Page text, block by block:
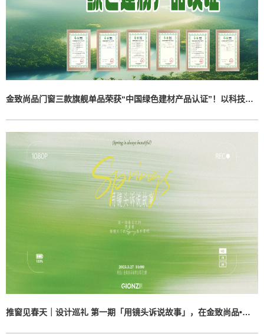
金致尚品门窗三款旗舰单品荣获“中国绿色建材产品认证”！以科技定义健康人居新标杆
推窗见春天｜设计巡礼 第一期「用镜头诉说故事」，在金致尚品•城市会客厅看见空间与光影的诗意共生